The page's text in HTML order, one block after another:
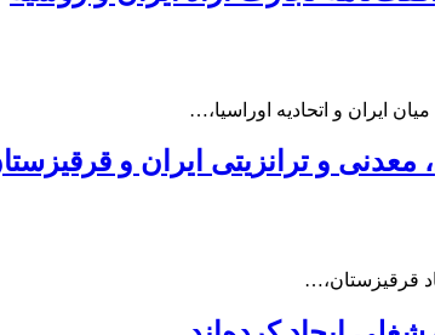
ایران و اتحادیه اوراسیا،…
و ترانزیتی ایران و
قرقیزستان،…